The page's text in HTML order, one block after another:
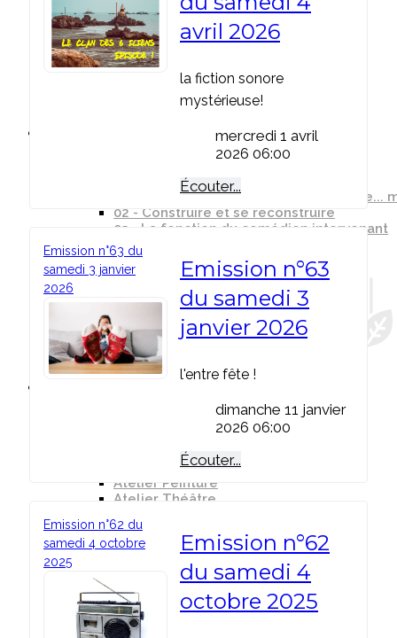
01 - Des différences avec l'Art-thérapie...
02 - Construire et se reconstruire
03 - La fonction du comédien intervenant
Atelier Radio
Atelier Sculpture
Atelier Peinture
Atelier Théâtre
avril 2026
la fiction sonore
mystérieuse!
mercredi 1 avril
2026 06:00
Écouter...
Emission n°63 du
samedi 3 janvier
2026
Emission n°63
du samedi 3
janvier 2026
l'entre fête !
dimanche 11 janvier
2026 06:00
Écouter...
Emission n°62 du
samedi 4 octobre
2025
Emission n°62
du samedi 4
octobre 2025